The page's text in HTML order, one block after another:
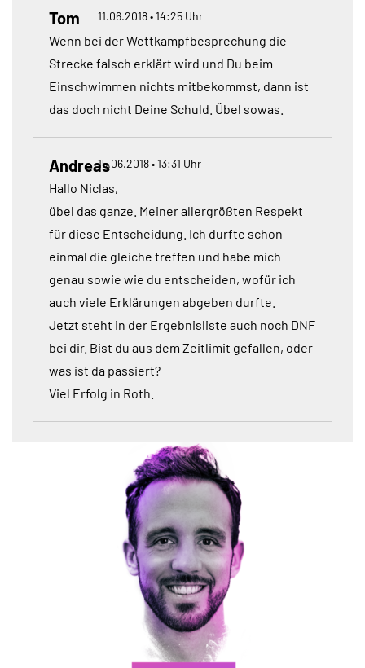
Tom 11.06.2018 • 14:25 Uhr
Wenn bei der Wettkampfbesprechung die
Strecke falsch erklärt wird und Du beim
Einschwimmen nichts mitbekommst, dann ist
das doch nicht Deine Schuld. Übel sowas.
Andreas15.06.2018 • 13:31 Uhr
Hallo Niclas,
übel das ganze. Meiner allergrößten Respekt
für diese Entscheidung. Ich durfte schon
einmal die gleiche treffen und habe mich
genau sowie wie du entscheiden, wofür ich
auch viele Erklärungen abgeben durfte.
Jetzt steht in der Ergebnisliste auch noch DNF
bei dir. Bist du aus dem Zeitlimit gefallen, oder
was ist da passiert?
Viel Erfolg in Roth.